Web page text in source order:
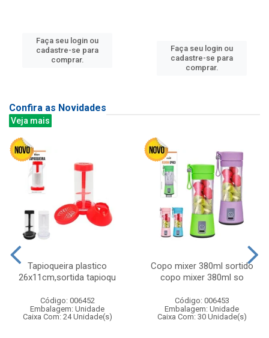
Faça seu login ou
cadastre-se para
comprar.
Faça seu login ou
cadastre-se para
comprar.
Confira as Novidades
Veja mais
Tapioqueira plastico
26x11cm,sortida tapioqu
Código: 006452
Embalagem: Unidade
Caixa Com: 24 Unidade(s)
Copo mixer 380ml sortido
copo mixer 380ml so
Código: 006453
Embalagem: Unidade
Caixa Com: 30 Unidade(s)